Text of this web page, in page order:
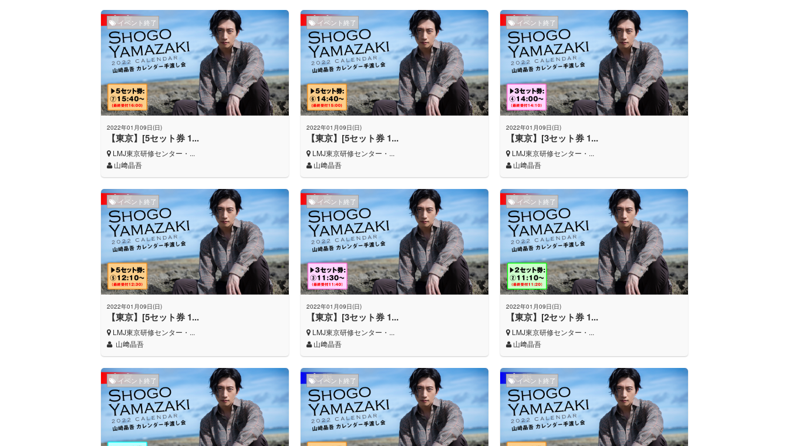
イベント終了
2022年01月09日(日)
【東京】[5セット券 1...
LMJ東京研修センター・...
山﨑晶吾
イベント終了
2022年01月09日(日)
【東京】[5セット券 1...
LMJ東京研修センター・...
山﨑晶吾
イベント終了
2022年01月09日(日)
【東京】[3セット券 1...
LMJ東京研修センター・...
山﨑晶吾
イベント終了
2022年01月09日(日)
【東京】[5セット券 1...
LMJ東京研修センター・...
山﨑晶吾
イベント終了
2022年01月09日(日)
【東京】[3セット券 1...
LMJ東京研修センター・...
山﨑晶吾
イベント終了
2022年01月09日(日)
【東京】[2セット券 1...
LMJ東京研修センター・...
山﨑晶吾
イベント終了 イベント終了 イベント終了